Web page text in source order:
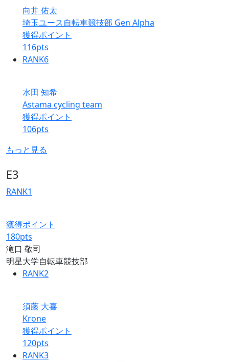
向井 佑太
埼玉ユース自転車競技部 Gen Alpha
獲得ポイント
116pts
RANK6
水田 知希
Astama cycling team
獲得ポイント
106pts
もっと見る
E3
RANK1
獲得ポイント
180pts
滝口 敬司
明星大学自転車競技部
RANK2
須藤 大喜
Krone
獲得ポイント
120pts
RANK3